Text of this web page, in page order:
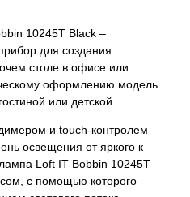
10245T Black –
для создания
столе в офисе или
оформлению модель
или детской.
и touch-контролем
освещения от яркого к
Loft IT Bobbin 10245T
с помощью которого